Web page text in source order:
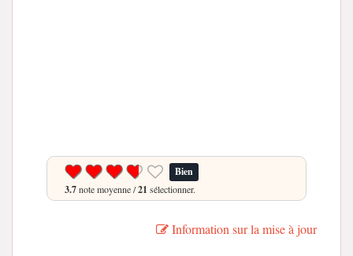
Bien
3.7note moyenne /21 sélectionner.
Information sur la mise à jour